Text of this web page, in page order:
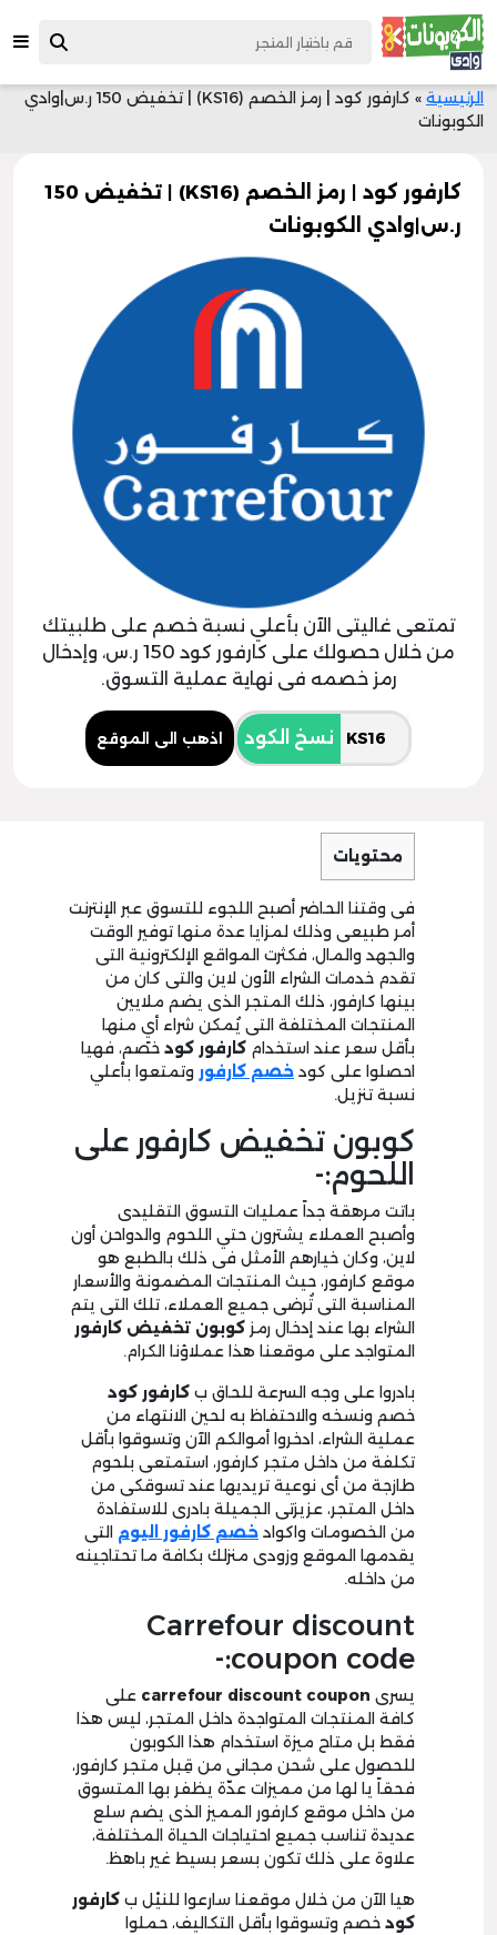
الرئيسية »
كارفور كود | رمز الخصم (KS16) | تخفيض 150 ر.س|وادي
الكوبونات
كارفور كود | رمز الخصم (KS16) | تخفيض 150
ر.س|وادي الكوبونات
تمتعى غاليتى الآن بأعلي نسبة خصم على طلبيتك
من خلال حصولك على كارفور كود 150 ر.س، وإدخال
رمز خصمه فى نهاية عملية التسوق.
نسخ الكود اذهب الى الموقع
محتويات
فى وقتنا الحاضر أصبح اللجوء للتسوق عبر الإنترنت
أمر طبيعى وذلك لمزايا عدة منها توفير الوقت
والجهد والمال، فكثرت المواقع الإلكترونية التى
تقدم خدمات الشراء الأون لاين والتى كان من
بينها كارفور، ذلك المتجر الذى يضم ملايين
المنتجات المختلفة التى يُمكن شراء أيٍ منها
بأقل سعر عند استخدام كارفور كود خصم، فهيا
احصلوا على كود خصم كارفور وتمتعوا بأعلي
نسبة تنزيل.
كوبون تخفيض كارفور على
اللحوم:-
باتت مرهقة جداً عمليات التسوق التقليدى
وأصبح العملاء يشترون حتي اللحوم والدواحن أون
لاين، وكان خيارهم الأمثل فى ذلك بالطبع هو
موقع كارفور، حيث المنتجات المضمونة والأسعار
المناسبة التى تُرضى جميع العملاء، تلك التى يتم
الشراء بها عند إدخال رمز كوبون تخفيض كارفور
المتواجد على موقعنا هذا عملاؤنا الكرام.
بادروا على وجه السرعة للحاق ب كارفور كود
خصم ونسخه والاحتفاظ به لحين الانتهاء من
عملية الشراء، ادخروا أموالكم الآن وتسوقوا بأقل
تكلفة من داخل متجر كارفور، استمتعى بلحوم
طازجة من أى نوعية تريديها عند تسوقكى من
داخل المتجر، عزيزتى الجميلة بادرى للاستفادة
من الخصومات واكواد خصم كارفور اليوم التى
يقدمها الموقع وزودى منزلك بكافة ما تحتاجينه
من داخله.
Carrefour discount
coupon code:-
يسرى carrefour discount coupon على
كافة المنتجات المتواجدة داخل المتجر، ليس هذا
فقط بل متاح ميزة استخدام هذا الكوبون
للحصول على شحن مجانى من قِبل متجر كارفور،
فحقاً يا لها من مميزات عدّة يظفر بها المتسوق
من داخل موقع كارفور المميز الذى يضم سلع
عديدة تناسب جميع احتياجات الحياة المختلفة،
علاوة على ذلك تكون بسعر بسيط غير باهظ.
هيا الآن من خلال موقعنا سارعوا للنيْل ب كارفور
كود خصم وتسوقوا بأقل التكاليف، حملوا